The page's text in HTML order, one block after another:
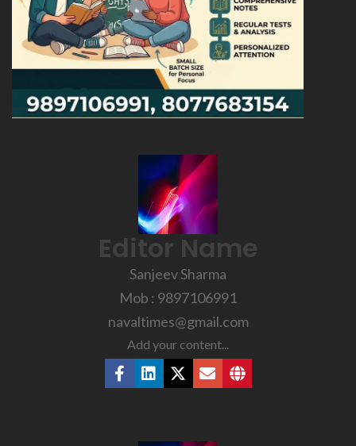
Editor Name
Sanjeev Sharma
Mob : 9897106991
navaltimes@gmail.com
Add your content...